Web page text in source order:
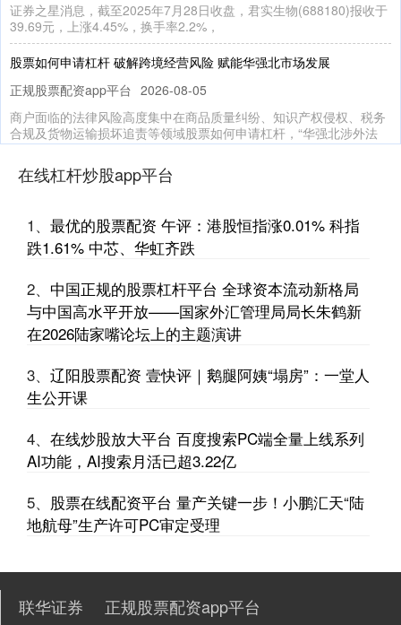
证券之星消息，截至2025年7月28日收盘，君实生物(688180)报收于
39.69元，上涨4.45%，换手率2.2%，
股票如何申请杠杆 破解跨境经营风险 赋能华强北市场发展
正规股票配资app平台 2026-08-05
商户面临的法律风险高度集中在商品质量纠纷、知识产权侵权、税务
合规及货物运输损坏追责等领域股票如何申请杠杆，“华强北涉外法
股票杠杆交易原理 新款深蓝S05开启预售，11.99万起售
盖世汽车讯 7月30日，年代改款车型新款深蓝S05正式启动预售。新
车对外观、内饰、储物细节完成优化，新增激光雷达可选，官
展前景比较乐观
联华证券 2026-05-27
投资者关心的问题。 投资者提问：请问贵公司的工业
股票配资平台官方版 快讯：恒生指数跌0.85% 恒生科指跌1.40% 黄
正规股票配资app平台
2026-06-24
今日港股三大指数集体低开，恒生指数跌0.85%，报26523.89点，恒
推荐配资平台 九毛九于10月9日耗资约100.09万港元回购48.4万股
48.4万股股份。 【免责声明】本文仅代表作者
在线杠杆炒股app平台
1、 最优的股票配资 午评：港股恒指涨0.01% 科指
跌1.61% 中芯、华虹齐跌
2、 中国正规的股票杠杆平台 全球资本流动新格局
与中国高水平开放——国家外汇管理局局长朱鹤新
在2026陆家嘴论坛上的主题演讲
3、 辽阳股票配资 壹快评｜鹅腿阿姨“塌房”：一堂人
生公开课
4、 在线炒股放大平台 百度搜索PC端全量上线系列
AI功能，AI搜索月活已超3.22亿
5、 股票在线配资平台 量产关键一步！小鹏汇天“陆
地航母”生产许可PC审定受理
联华证券 正规股票配资app平台